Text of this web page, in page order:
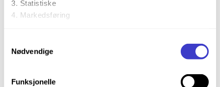
Statistiske
Markedsføring
formålene. Du kan også velge formålet du vil samtykke til
ved å trykke på avmerkingsboksen under formålet, og
Nødvendige
Funksjonelle